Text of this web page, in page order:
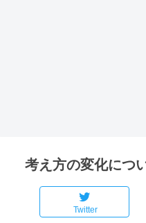
考え方の変化につ
Twitter